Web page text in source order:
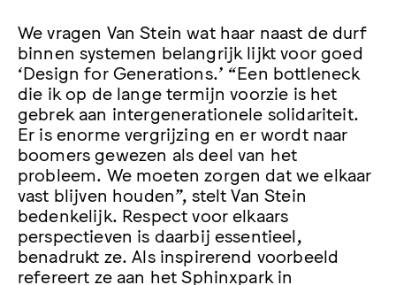
We vragen Van Stein wat haar naast de durf
binnen systemen belangrijk lijkt voor goed
‘Design for Generations.’ “Een bottleneck
die ik op de lange termijn voorzie is het
gebrek aan intergenerationele solidariteit.
Er is enorme vergrijzing en er wordt naar
boomers gewezen als deel van het
probleem. We moeten zorgen dat we elkaar
vast blijven houden”, stelt Van Stein
bedenkelijk. Respect voor elkaars
perspectieven is daarbij essentieel,
benadrukt ze. Als inspirerend voorbeeld
refereert ze aan het Sphinxpark in